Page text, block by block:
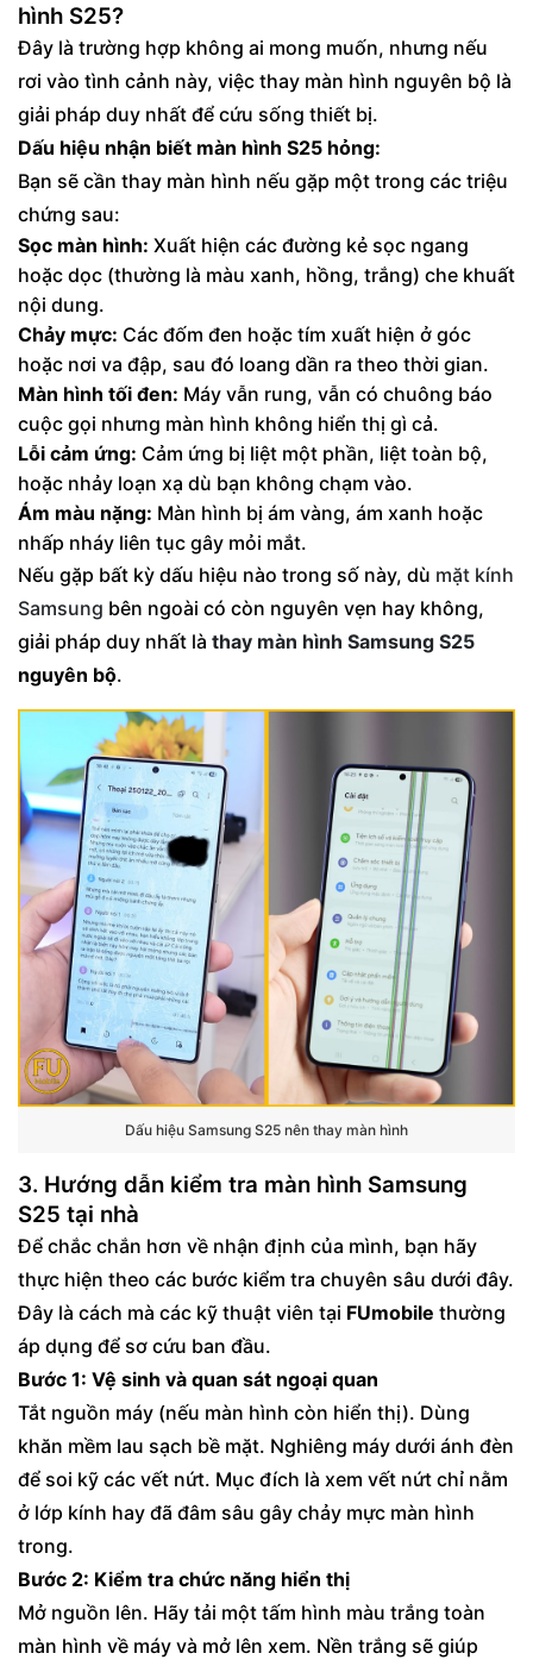
hình S25?
Đây là trường hợp không ai mong muốn, nhưng nếu
rơi vào tình cảnh này, việc thay màn hình nguyên bộ là
giải pháp duy nhất để cứu sống thiết bị.
Dấu hiệu nhận biết màn hình S25 hỏng:
Bạn sẽ cần thay màn hình nếu gặp một trong các triệu
chứng sau:
Sọc màn hình: Xuất hiện các đường kẻ sọc ngang
hoặc dọc (thường là màu xanh, hồng, trắng) che khuất
nội dung.
Chảy mực: Các đốm đen hoặc tím xuất hiện ở góc
hoặc nơi va đập, sau đó loang dần ra theo thời gian.
Màn hình tối đen: Máy vẫn rung, vẫn có chuông báo
cuộc gọi nhưng màn hình không hiển thị gì cả.
Lỗi cảm ứng: Cảm ứng bị liệt một phần, liệt toàn bộ,
hoặc nhảy loạn xạ dù bạn không chạm vào.
Ám màu nặng: Màn hình bị ám vàng, ám xanh hoặc
nhấp nháy liên tục gây mỏi mắt.
Nếu gặp bất kỳ dấu hiệu nào trong số này, dù mặt kính
Samsung bên ngoài có còn nguyên vẹn hay không,
giải pháp duy nhất là thay màn hình Samsung S25
nguyên bộ.
Dấu hiệu Samsung S25 nên thay màn hình
3. Hướng dẫn kiểm tra màn hình Samsung
S25 tại nhà
Để chắc chắn hơn về nhận định của mình, bạn hãy
thực hiện theo các bước kiểm tra chuyên sâu dưới đây.
Đây là cách mà các kỹ thuật viên tại FUmobile thường
áp dụng để sơ cứu ban đầu.
Bước 1: Vệ sinh và quan sát ngoại quan
Tắt nguồn máy (nếu màn hình còn hiển thị). Dùng
khăn mềm lau sạch bề mặt. Nghiêng máy dưới ánh đèn
để soi kỹ các vết nứt. Mục đích là xem vết nứt chỉ nằm
ở lớp kính hay đã đâm sâu gây chảy mực màn hình
trong.
Bước 2: Kiểm tra chức năng hiển thị
Mở nguồn lên. Hãy tải một tấm hình màu trắng toàn
màn hình về máy và mở lên xem. Nền trắng sẽ giúp